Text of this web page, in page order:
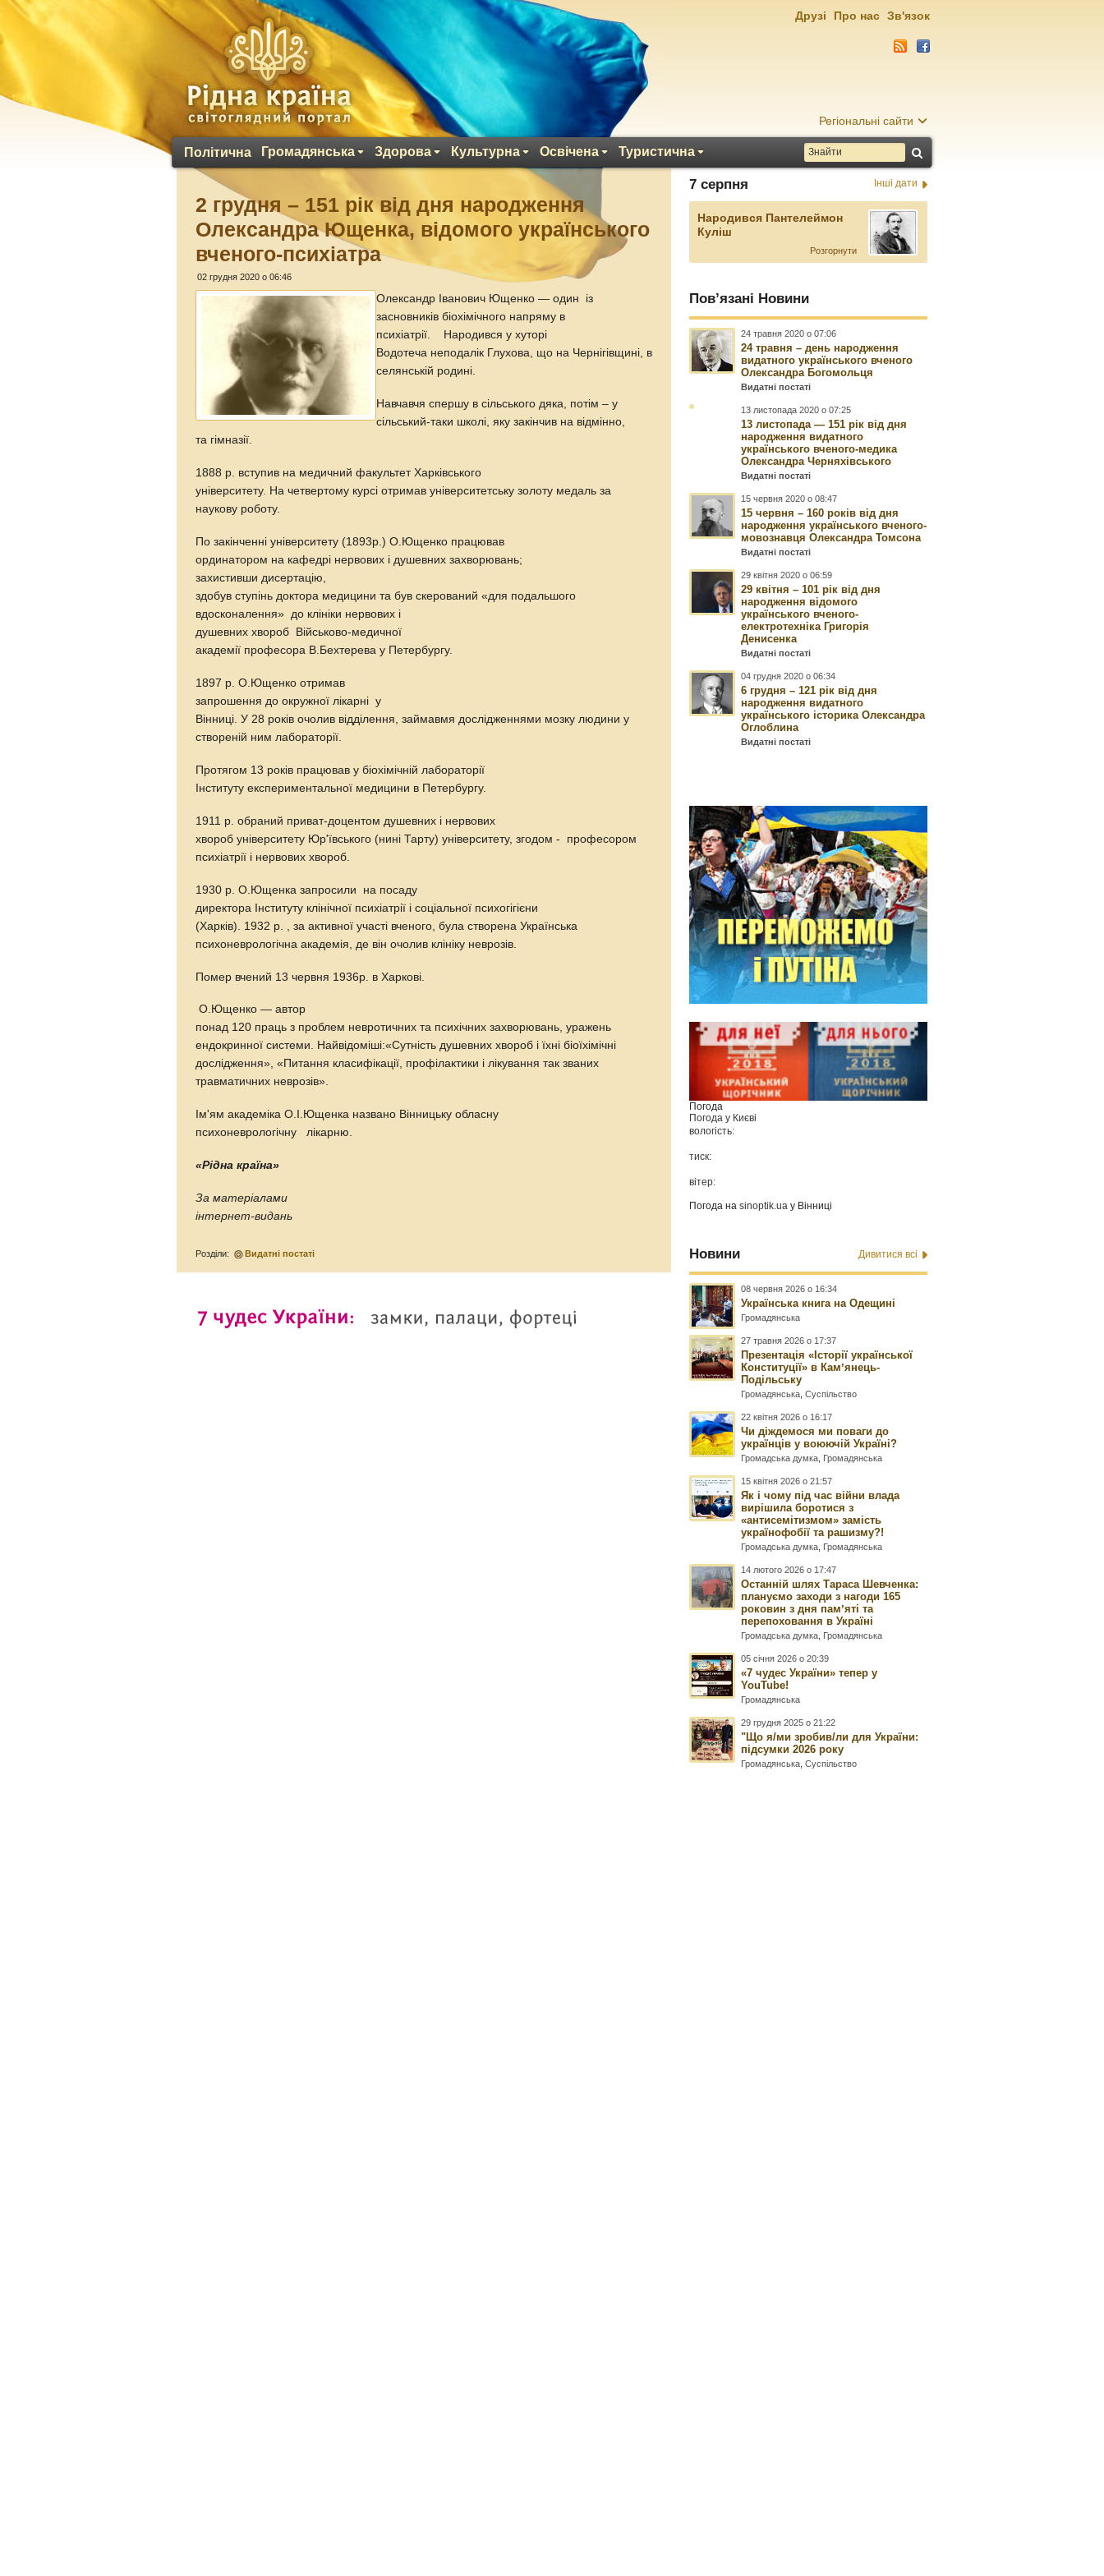
Регіональні сайти
Політична Громадянська Здорова Культурна Освічена Туристична
Друзі Про нас Зв'язок
2 грудня – 151 рік від дня народження
Олександра Ющенка, відомого українського
вченого-психіатра
02 грудня 2020 о 06:46
Олександр Іванович Ющенко — один із
засновників біохімічного напряму в
психіатрії. Народився у хуторі
Водотеча неподалік Глухова, що на Чернігівщині, в
селянській родині.
Навчавчя спершу в сільського дяка, потім – у
сільський-таки школі, яку закінчив на відмінно,
та гімназії.
1888 р. вступив на медичний факультет Харківського
університету. На четвертому курсі отримав університетську золоту медаль за
наукову роботу.
По закінченні університету (1893р.) О.Ющенко працював
ординатором на кафедрі нервових і душевних захворювань;
захистивши дисертацію,
здобув ступінь доктора медицини та був скерований «для подальшого
вдосконалення» до клініки нервових і
душевних хвороб Військово-медичної
академії професора В.Бехтерева у Петербургу.
1897 р. О.Ющенко отримав
запрошення до окружної лікарні у
Вінниці. У 28 років очолив відділення, займавмя дослідженнями мозку людини у
створеній ним лабораторії.
Протягом 13 років працював у біохімічній лабораторії
Інституту експериментальної медицини в Петербургу.
1911 р. обраний приват-доцентом душевних і нервових
хвороб університету Юр'ївського (нині Тарту) університету, згодом - професором
психіатрії і нервових хвороб.
1930 р. О.Ющенка запросили на посаду
директора Інституту клінічної психіатрії і соціальної психогігієни
(Харків). 1932 р. , за активної участі вченого, була створена Українська
психоневрологічна академія, де він очолив клініку неврозів.
Помер вчений 13 червня 1936р. в Харкові.
О.Ющенко — автор
понад 120 праць з проблем невротичних та психічних захворювань, уражень
ендокринної системи. Найвідоміші:«Сутність душевних хвороб і їхні біоїхімічні
дослідження», «Питання класифікації, профілактики і лікування так званих
травматичних неврозів».
Ім'ям академіка О.І.Ющенка названо Вінницьку обласну
психоневрологічну лікарню.
«Рідна країна»
За матеріалами
інтернет-видань
Розділи: Видатні постаті
7 серпня Інші дати
Народився Пантелеймон
Куліш
Розгорнути
Пов’язані Новини
24 травня 2020 о 07:06
24 травня – день народження
видатного українського вченого
Олександра Богомольця
Видатні постаті
13 листопада 2020 о 07:25
13 листопада — 151 рік від дня
народження видатного
українського вченого-медика
Олександра Черняхівського
Видатні постаті
15 червня 2020 о 08:47
15 червня – 160 років від дня
народження українського вченого-
мовознавця Олександра Томсона
Видатні постаті
29 квітня 2020 о 06:59
29 квітня – 101 рік від дня
народження відомого
українського вченого-
електротехніка Григорія
Денисенка
Видатні постаті
04 грудня 2020 о 06:34
6 грудня – 121 рік від дня
народження видатного
українського історика Олександра
Оглоблина
Видатні постаті
Погода
Погода у Києві
вологість:
тиск:
вітер:
Погода наsinoptik.ua у Вінниці
Новини Дивитися всі
08 червня 2026 о 16:34
Українська книга на Одещині
Громадянська
27 травня 2026 о 17:37
Презентація «Історії української
Конституції» в Камʼянець-
Подільську
Громадянська ,Суспільство
22 квітня 2026 о 16:17
Чи діждемося ми поваги до
українців у воюючій Україні?
Громадська думка Громадянська
15 квітня 2026 о 21:57
Як і чому під час війни влада
вирішила боротися з
«антисемітизмом» замість
українофобії та рашизму?!
Громадська думка Громадянська
14 лютого 2026 о 17:47
Останній шлях Тараса Шевченка:
плануємо заходи з нагоди 165
роковин з дня памʼяті та
перепоховання в Україні
Громадська думка Громадянська
05 січня 2026 о 20:39
«7 чудес України» тепер у
YouTube!
Громадянська
29 грудня 2025 о 21:22
"Що я/ми зробив/ли для України:
підсумки 2026 року
Громадянська ,Суспільство